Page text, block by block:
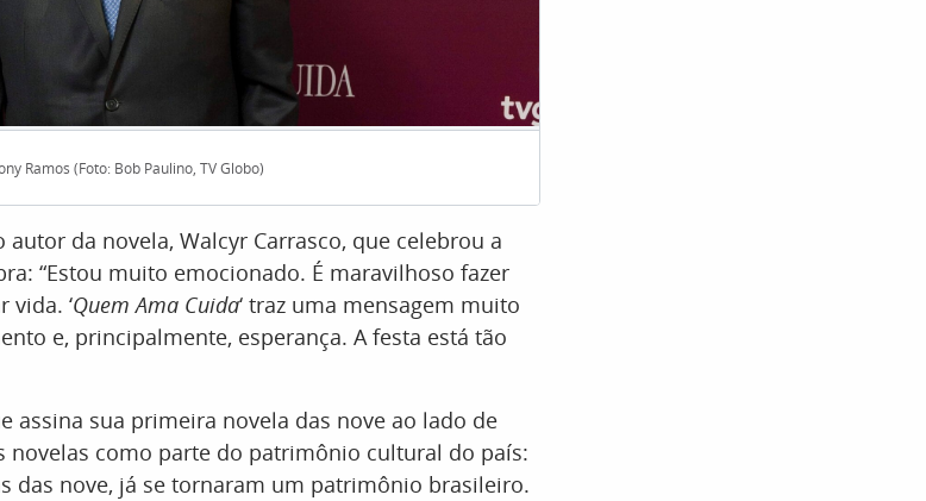
Ramos (Foto: Bob Paulino, TV Globo)
da novela, Walcyr Carrasco, que celebrou a
“Estou muito emocionado. É maravilhoso fazer
vida. ‘Quem Ama Cuida‘ traz uma mensagem muito
e, principalmente, esperança. A festa está tão
assina sua primeira novela das nove ao lado de
novelas como parte do patrimônio cultural do país:
das nove, já se tornaram um patrimônio brasileiro.